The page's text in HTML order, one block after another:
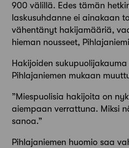
900 välillä. Edes tämän
lasku­suhdanne ei ainakaan
vähentänyt hakijamääriä,
hieman nousseet,
Hakijoiden
Pihlajaniemen mukaan
”Miespuolisia hakijoita on
aiempaan verrattuna. Miksi
sanoa.”
Pihlajaniemen huomio saa